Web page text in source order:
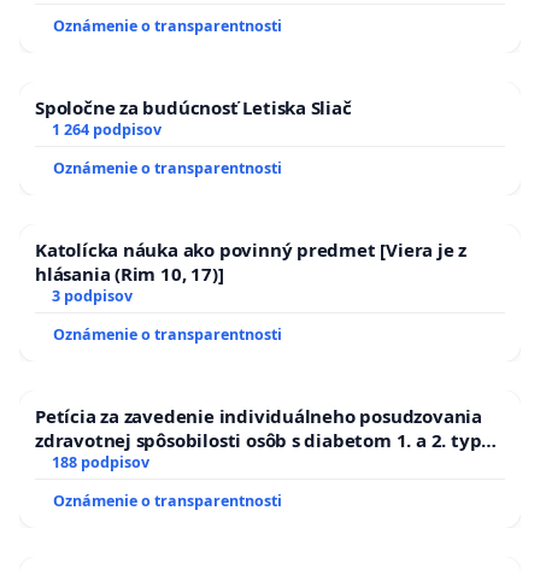
Oznámenie o transparentnosti
Spoločne za budúcnosť Letiska Sliač
1 264 podpisov
Oznámenie o transparentnosti
Katolícka náuka ako povinný predmet [Viera je z
hlásania (Rim 10, 17)]
3 podpisov
Oznámenie o transparentnosti
Petícia za zavedenie individuálneho posudzovania
zdravotnej spôsobilosti osôb s diabetom 1. a 2. typu
pri prijímaní do Policajného zboru SR
188 podpisov
Oznámenie o transparentnosti